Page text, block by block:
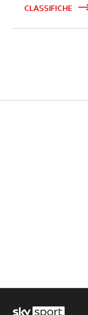
CLASSIFICHE